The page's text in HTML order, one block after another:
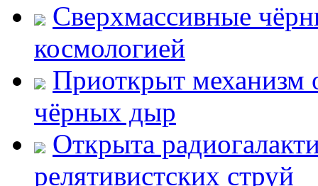
Сверхмассивные
космологией
Приоткрыт механизм
чёрных дыр
Открыта
релятивистских струй